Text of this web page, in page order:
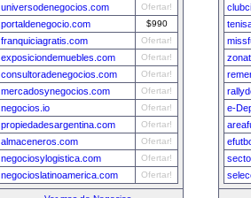
universodenegocios.com Ofertar!
portaldenegocio.com $990
franquiciagratis.com Ofertar!
exposiciondemuebles.com Ofertar!
consultoradenegocios.com Ofertar!
mercadosynegocios.com Ofertar!
negocios.io Ofertar!
propiedadesargentina.com Ofertar!
almaceneros.com Ofertar!
negociosylogistica.com Ofertar!
negocioslatinoamerica.com Ofertar!
e-